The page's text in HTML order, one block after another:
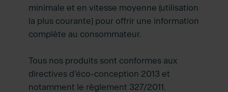
minimale et en vitesse moyenne (utilisation
la plus courante) pour offrir une information
complète au consommateur.
Tous nos produits sont conformes aux
directives d’éco-conception 2013 et
notamment le règlement 327/2011.